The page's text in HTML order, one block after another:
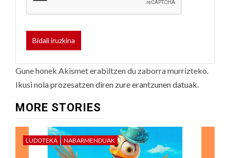
Gune honek Akismet erabiltzen du zaborra murrizteko.
Ikusi nola prozesatzen diren zure erantzunen datuak.
MORE STORIES
LUDOTEKA NABARMENDUAK